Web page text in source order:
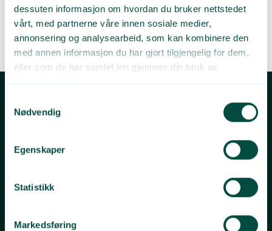
dessuten informasjon om hvordan du bruker nettstedet
vårt, med partnerne våre innen sosiale medier,
annonsering og analysearbeid, som kan kombinere den
med annen informasjon du har gjort tilgjengelig for dem,
eller som de har samlet inn gjennom din bruk av
Nødvendig
Egenskaper
Statistikk
Markedsføring
kristian@plastretur.no
+47 95 16 16 54
Kontakt oss
Telefon
Besøksadresse